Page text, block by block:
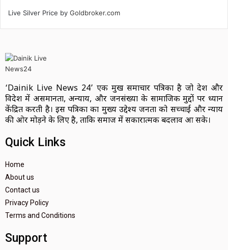
Live Silver Price by Goldbroker.com
‘Dainik Live News 24’ एक प्रमुख समाचार पत्रिका है जो देश और
विदेश में असमानता, अन्याय, और जनसंख्या के सामाजिक मुद्दों पर ध्यान
केंद्रित करती है। इस पत्रिका का मुख्य उद्देश्य जनता को सच्चाई और न्याय
की ओर मोड़ने के लिए है, ताकि समाज में सकारात्मक बदलाव आ सके।
Quick Links
Home
About us
Contact us
Privacy Policy
Terms and Conditions
Support